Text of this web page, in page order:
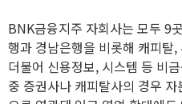
BNK금융지주 자회사는 모두 9
행과 경남은행을 비롯해 캐피탈
더불어 신용정보, 시스템 등 비
중 증권사나 캐피탈사의 경우